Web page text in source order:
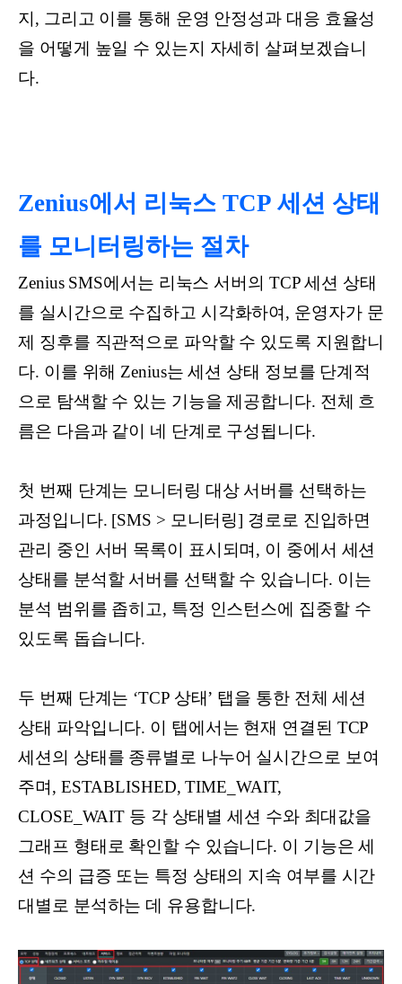
지, 그리고 이를 통해 운영 안정성과 대응 효율성
을 어떻게 높일 수 있는지 자세히 살펴보겠습니
다.
Zenius에서 리눅스 TCP 세션 상태
를 모니터링하는 절차
Zenius SMS에서는 리눅스 서버의 TCP 세션 상태
를 실시간으로 수집하고 시각화하여, 운영자가 문
제 징후를 직관적으로 파악할 수 있도록 지원합니
다. 이를 위해 Zenius는 세션 상태 정보를 단계적
으로 탐색할 수 있는 기능을 제공합니다. 전체 흐
름은 다음과 같이 네 단계로 구성됩니다.
첫 번째 단계는 모니터링 대상 서버를 선택하는
과정입니다. [SMS > 모니터링] 경로로 진입하면
관리 중인 서버 목록이 표시되며, 이 중에서 세션
상태를 분석할 서버를 선택할 수 있습니다. 이는
분석 범위를 좁히고, 특정 인스턴스에 집중할 수
있도록 돕습니다.
두 번째 단계는 ‘TCP 상태’ 탭을 통한 전체 세션
상태 파악입니다. 이 탭에서는 현재 연결된 TCP
세션의 상태를 종류별로 나누어 실시간으로 보여
주며, ESTABLISHED, TIME_WAIT,
CLOSE_WAIT 등 각 상태별 세션 수와 최대값을
그래프 형태로 확인할 수 있습니다. 이 기능은 세
션 수의 급증 또는 특정 상태의 지속 여부를 시간
대별로 분석하는 데 유용합니다.